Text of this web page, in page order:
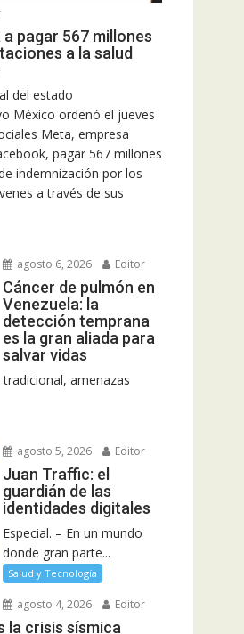
pagar 567 millones
a la salud
del estado
México ordenó el jueves
Meta, empresa
pagar 567 millones
indemnización por los
a través de sus
agosto 6, 2026 Editor
Cáncer de pulmón en
Venezuela: la
detección temprana
es la gran aliada para
salvar vidas
amenazas
agosto 5, 2026 Editor
Juan Traffic: el
guardián de las
identidades digitales
Especial. – En un mundo
donde gran parte...
Salud y Tecnología
agosto 4, 2026 Editor
la crisis sísmica